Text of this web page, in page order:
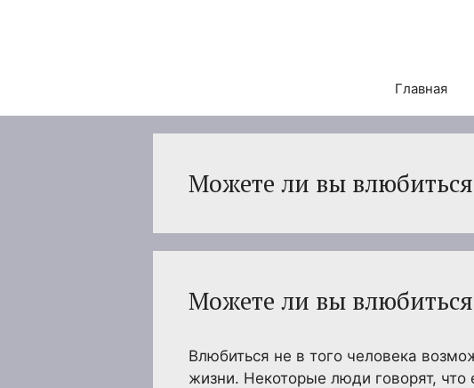
Главная
Можете ли вы влюбиться
Можете ли вы влюбиться
Влюбиться не в того человека
жизни. Некоторые люди говорят, что